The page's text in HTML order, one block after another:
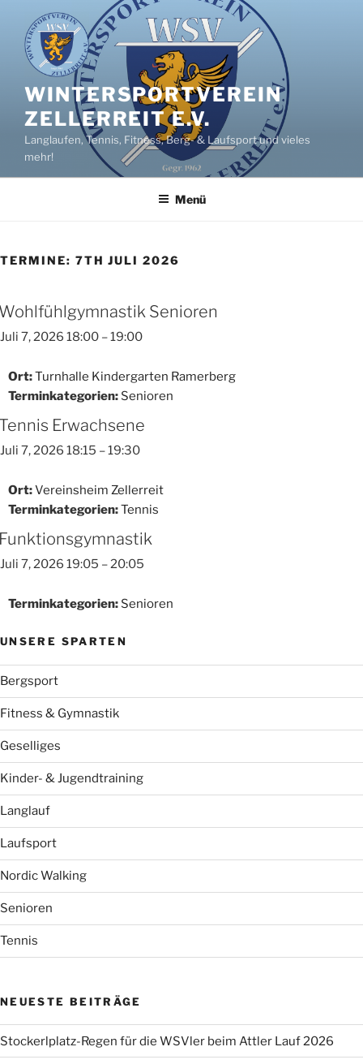
Inhalt
springen
WINTERSPORTVEREIN
ZELLERREIT E.V.
Langlaufen, Tennis, Fitness, Berg- & Laufsport und vieles
mehr!
Menü
TERMINE: 7TH JULI 2026
Senioren
Juli 7, 2026 18:00 –19:00
Ort:Turnhalle Kindergarten Ramerberg
Terminkategorien: Senioren
Erwachsene
Juli 7, 2026 18:15 –19:30
Ort:Vereinsheim Zellerreit
Terminkategorien:Tennis
Juli 7, 2026 19:05 –20:05
Terminkategorien: Senioren
UNSERE SPARTEN
Bergsport
Fitness & Gymnastik
Geselliges
Kinder- & Jugendtraining
Langlauf
Laufsport
Nordic Walking
Senioren
Tennis
NEUESTE BEITRÄGE
Stockerlplatz-Regen für die WSVler beim Attler Lauf 2026